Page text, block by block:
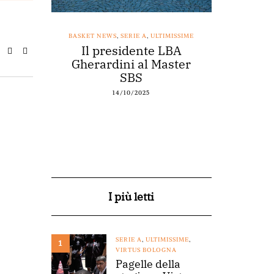
BASKET NEWS,SERIE A,ULTIMISSIME
Il presidente LBA
Gherardini al Master
SBS
14/10/2025
I più letti
1 SERIE A, ULTIMISSIME,
VIRTUS BOLOGNA
Pagelle della